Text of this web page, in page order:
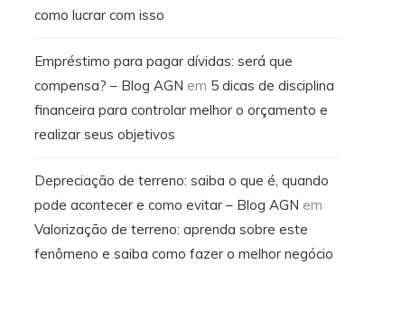
como lucrar com isso
Empréstimo para pagar dívidas: será que
compensa? – Blog AGN em 5 dicas de disciplina
financeira para controlar melhor o orçamento e
realizar seus objetivos
Depreciação de terreno: saiba o que é, quando
pode acontecer e como evitar – Blog AGN em
Valorização de terreno: aprenda sobre este
fenômeno e saiba como fazer o melhor negócio